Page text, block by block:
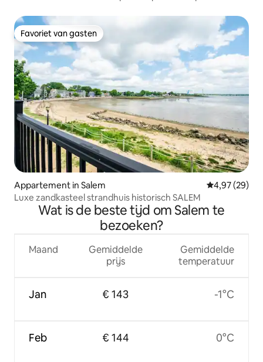
Favoriet van gasten
Favoriet van gasten
Appartement in Salem Gemiddelde
4,97 (29)
Luxe zandkasteel strandhuis historisch SALEM
Wat is de beste tijd om Salem te
bezoeken?
Maand
Jan
Feb
Gemiddelde
prijs
€ 143
€ 144
Gemiddelde
temperatuur
-1°C
0°C